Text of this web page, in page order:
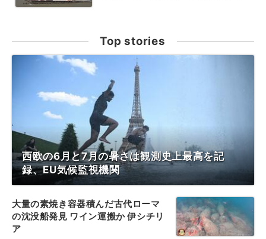
Top stories
西欧の6月と7月の暑さは観測史上最高を記
録、EU気候監視機関
大量の素焼き容器積んだ古代ローマ
の沈没船発見 ワイン運搬か 伊シチリ
ア